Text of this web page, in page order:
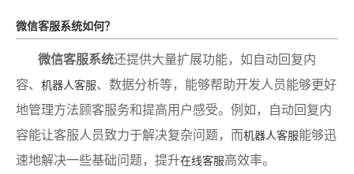
微信客服系统如何？
微信客服系统还提供大量扩展功能，如自动回复内
容、 机器人客服、数据分析等，能够帮助开发人员能够更好
地管理方法顾客服务和提高用户感受。例如，自动回复内
容能让客服人员致力于解决复杂问题，而机器人客服能够迅
速地解决一些基础问题，提升在线客服高效率。